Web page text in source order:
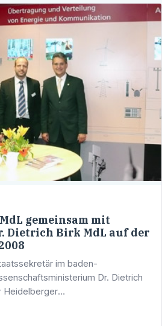
gemeinsam mit
Dietrich Birk MdL auf der
im baden-
Dr. Dietrich
Heidelberger